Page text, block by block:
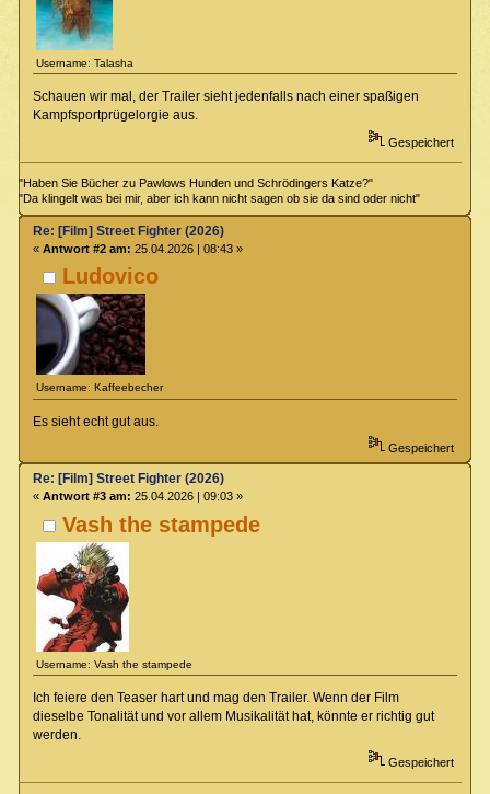
Username: Talasha
Schauen wir mal, der Trailer sieht jedenfalls nach einer spaßigen
Kampfsportprügelorgie aus.
Gespeichert
"Haben Sie Bücher zu Pawlows Hunden und Schrödingers Katze?"
"Da klingelt was bei mir, aber ich kann nicht sagen ob sie da sind oder nicht"
Ludovico
Username: Kaffeebecher
Re: [Film] Street Fighter (2026)
« Antwort #2 am: 25.04.2026 | 08:43 »
Es sieht echt gut aus.
Gespeichert
Vash the stampede
Username: Vash the stampede
Re: [Film] Street Fighter (2026)
« Antwort #3 am: 25.04.2026 | 09:03 »
Ich feiere den Teaser hart und mag den Trailer. Wenn der Film
dieselbe Tonalität und vor allem Musikalität hat, könnte er richtig gut
werden.
Gespeichert